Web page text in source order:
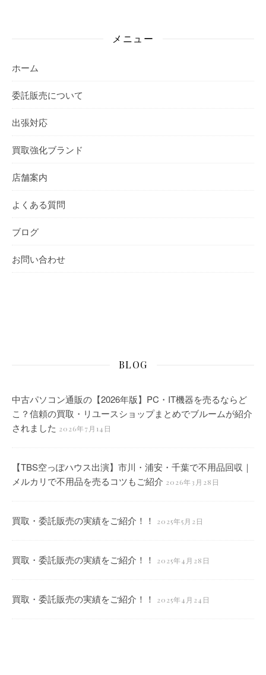
メニュー
ホーム
委託販売について
出張対応
買取強化ブランド
店舗案内
よくある質問
ブログ
お問い合わせ
BLOG
中古パソコン通販の【2026年版】PC・IT機器を売るならど
こ？信頼の買取・リユースショップまとめでブルームが紹介
されました 2026年7月14日
【TBS空っぽハウス出演】市川・浦安・千葉で不用品回収｜
メルカリで不用品を売るコツもご紹介 2026年3月28日
買取・委託販売の実績をご紹介！！ 2025年5月2日
買取・委託販売の実績をご紹介！！ 2025年4月28日
買取・委託販売の実績をご紹介！！ 2025年4月24日